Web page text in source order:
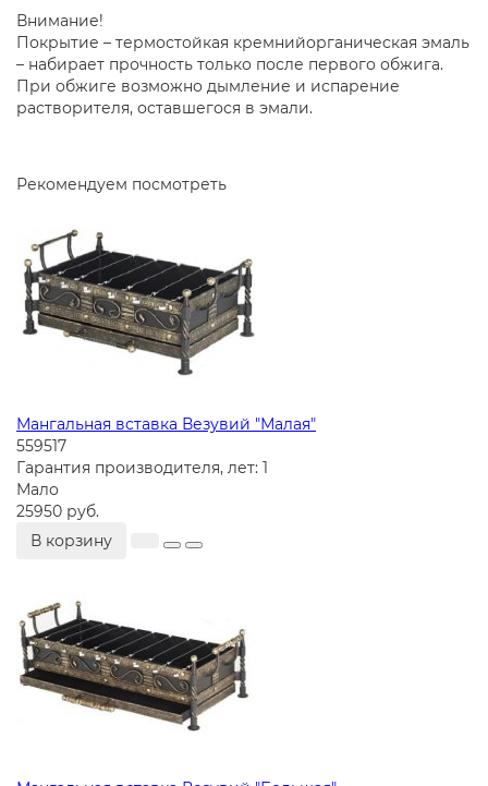
Внимание!
Покрытие – термостойкая кремнийорганическая эмаль
– набирает прочность только после первого обжига.
При обжиге возможно дымление и испарение
растворителя, оставшегося в эмали.
Рекомендуем посмотреть
Мангальная вставка Везувий "Малая"
559517
Гарантия производителя, лет: 1
Мало
25950 руб.
В корзину